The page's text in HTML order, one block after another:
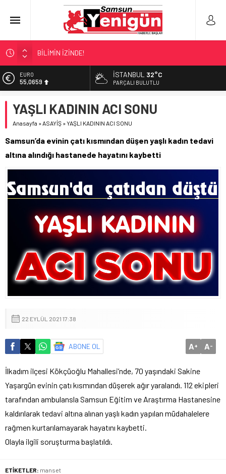
BİLİMİN İZİNDE!
TIR’A ‘ZEHİR’ BASKINI!
TEKNOFEST’TE ‘ÇİFTE’ TEMSİL
SAMSUN YANACAK!
EURO
55,0659
6.521,17
BİST
47,5953
İSTANBUL 32°C
PARÇALI BULUTLU
YAŞLI KADININ ACI SONU
Anasayfa »ASAYİŞ »YAŞLI KADININ ACI SONU
Samsun’da evinin çatı kısmından düşen yaşlı kadın tedavi
altına alındığı hastanede hayatını kaybetti
22 EYLÜL 2021 17:38
ABONE OL A+ A-
İlkadım ilçesi Kökçüoğlu Mahallesi’nde, 70 yaşındaki Sakine
Yaşargün evinin çatı kısmından düşerek ağır yaralandı. 112 ekipleri
tarafından ambulansla Samsun Eğitim ve Araştırma Hastanesine
kaldırılarak tedavi altına alınan yaşlı kadın yapılan müdahalelere
rağmen kurtarılamayarak hayatını kaybetti.
Olayla ilgili soruşturma başlatıldı.
ETİKETLER: manset